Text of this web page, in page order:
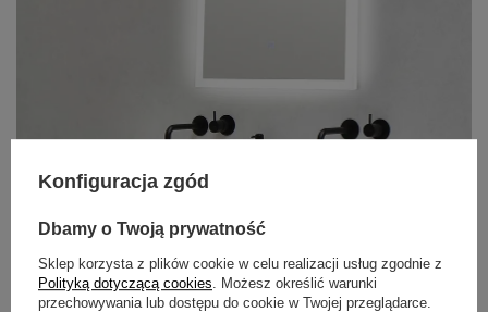
Konfiguracja zgód
Dbamy o Twoją prywatność
Sklep korzysta z plików cookie w celu realizacji usług zgodnie z
Polityką dotyczącą cookies . Możesz określić warunki
przechowywania lub dostępu do cookie w Twojej przeglądarce.